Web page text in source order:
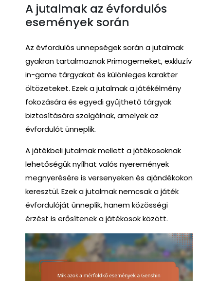
A jutalmak az évfordulós
események során
Az évfordulós ünnepségek során a jutalmak
gyakran tartalmaznak Primogemeket, exkluzív
in-game tárgyakat és különleges karakter
öltözeteket. Ezek a jutalmak a játékélmény
fokozására és egyedi gyűjthető tárgyak
biztosítására szolgálnak, amelyek az
évfordulót ünneplik.
A játékbeli jutalmak mellett a játékosoknak
lehetőségük nyílhat valós nyeremények
megnyerésére is versenyeken és ajándékokon
keresztül. Ezek a jutalmak nemcsak a játék
évfordulóját ünneplik, hanem közösségi
érzést is erősítenek a játékosok között.